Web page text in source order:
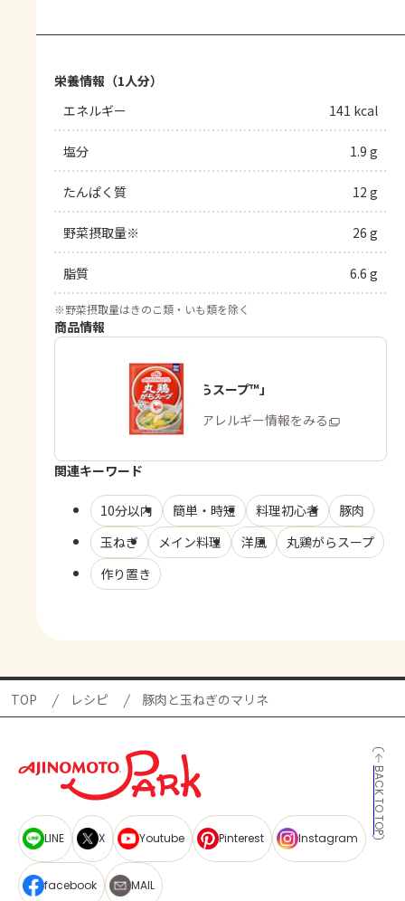
栄養情報（1人分）
エネルギー
141 kcal
塩分 1.9 g
たんぱく質 12 g
野菜摂取量※ 26 g
脂質 6.6 g
※野菜摂取量はきのこ類・いも類を除く
商品情報
「丸鶏がらスープ™」
商品・アレルギー情報をみる
関連キーワード
10分以内 簡単・時短 料理初心者
豚肉
玉ねぎ
メイン料理 洋風
丸鶏がらスープ
作り置き
TOP レシピ 豚肉と玉ねぎのマリネ
BACK TO TOP
LINE X Youtube Pinterest Instagram
facebook MAIL